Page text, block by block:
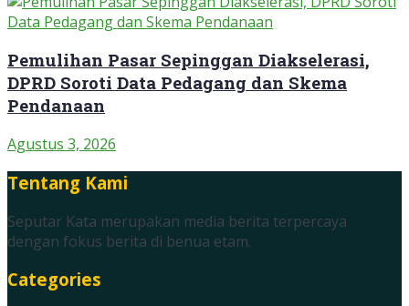
Pemulihan Pasar Sepinggan Diakselerasi,
DPRD Soroti Data Pedagang dan Skema
Pendanaan
Agustus 3, 2026
Tentang Kami
Seputar Kata merupakan media berita terpercaya
dengan fokus berita di benua etam.
Categories